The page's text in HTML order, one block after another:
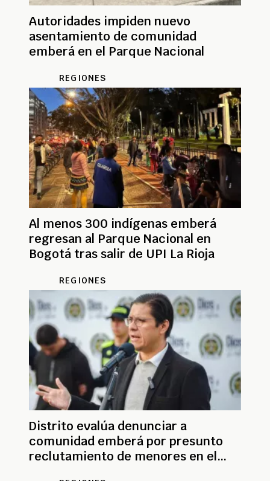
Autoridades impiden nuevo
asentamiento de comunidad
emberá en el Parque Nacional
REGIONES
Al menos 300 indígenas emberá
regresan al Parque Nacional en
Bogotá tras salir de UPI La Rioja
REGIONES
Distrito evalúa denunciar a
comunidad emberá por presunto
reclutamiento de menores en el